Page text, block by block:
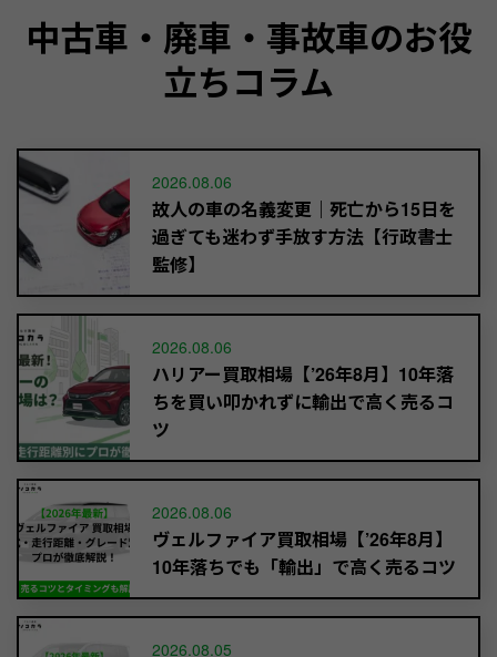
中古車・廃車・事故車のお役
立ちコラム
2026.08.06
故人の車の名義変更｜死亡から15日を
過ぎても迷わず手放す方法【行政書士
監修】
2026.08.06
ハリアー買取相場【’26年8月】10年落
ちを買い叩かれずに輸出で高く売るコ
ツ
2026.08.06
ヴェルファイア買取相場【’26年8月】
10年落ちでも「輸出」で高く売るコツ
2026.08.05